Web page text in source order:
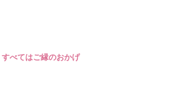
すべてはご縁のおかげ